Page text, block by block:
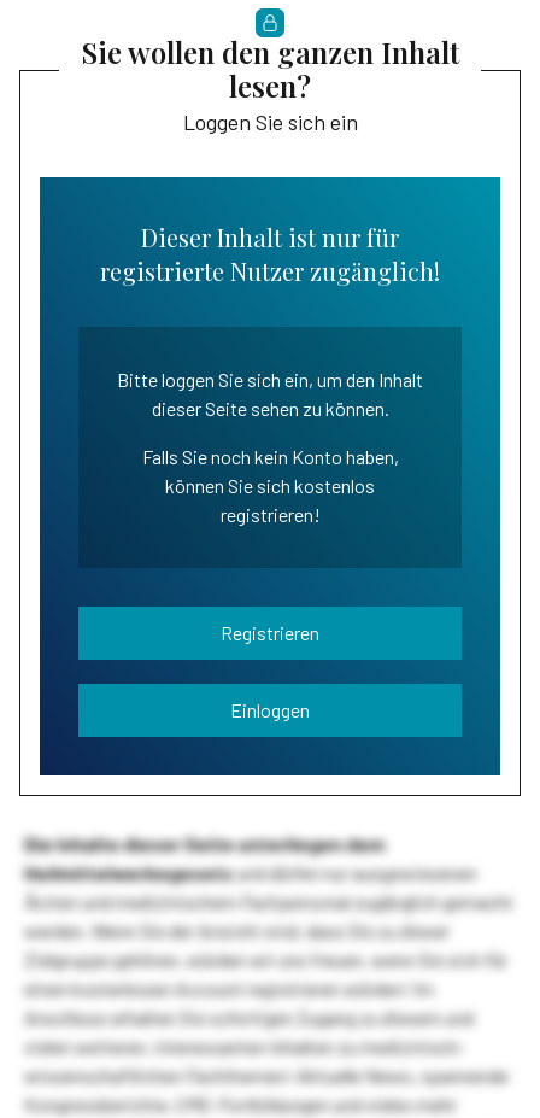
Sie wollen den ganzen Inhalt
lesen?
Loggen Sie sich ein
Dieser Inhalt ist nur für
registrierte Nutzer zugänglich!
Bitte loggen Sie sich ein, um den Inhalt
dieser Seite sehen zu können.
Falls Sie noch kein Konto haben,
können Sie sich kostenlos
registrieren!
Registrieren
Einloggen
Die Inhalte dieser Seite unterliegen dem
Heilmittelwerbegesetzund dürfen nur ausgewiesenen
Ärzten und medizinischem Fachpersonal zugänglich gemacht
werden. Wenn Sie der Ansicht sind, dass Sie zu dieser
Zielgruppe gehören, würden wir uns freuen, wenn Sie sich für
einen kostenlosen Account registrieren würden! Im
Anschluss erhalten Sie sofortigen Zugang zu diesem und
vielen weiteren, interessanten Inhalten zu medizinisch-
wissenschaftlichen Fachthemen! Aktuelle News, spannende
Kongressberichte, CME-Fortbildungen und vieles mehr